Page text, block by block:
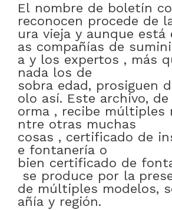
El nombre de boletín
reconocen procede de
ura vieja y aunque está
as compañías de
a y los expertos , más
nada los de
sobra edad, prosiguen
olo así. Este archivo, de
orma , recibe múltiples
ntre otras muchas
cosas , certificado de
e fontanería o
bien certificado de
se produce por la
de múltiples modelos,
añía y región.